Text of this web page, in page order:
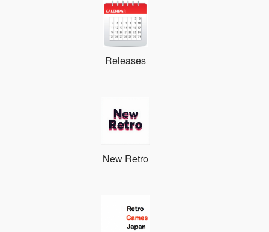
Releases
New Retro